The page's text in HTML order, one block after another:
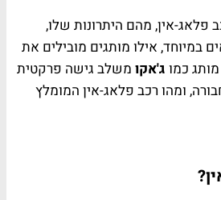
פלאג-אין, מהם היתרונות שלו,
במיוחד, אילו מותגים מובילים את
כמו ג'אקו משלב גישה פרקטית
ומהו רכב פלאג-אין המומלץ